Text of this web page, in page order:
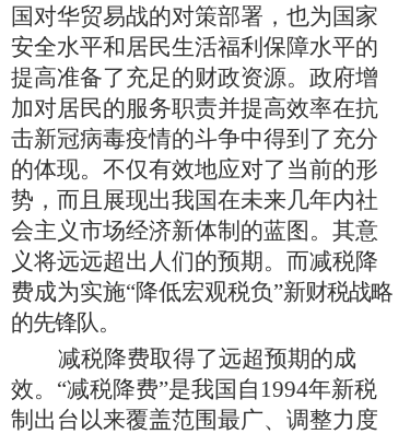
国对华贸易战的对策部署，也为国家
安全水平和居民生活福利保障水平的
提高准备了充足的财政资源。政府增
加对居民的服务职责并提高效率在抗
击新冠病毒疫情的斗争中得到了充分
的体现。不仅有效地应对了当前的形
势，而且展现出我国在未来几年内社
会主义市场经济新体制的蓝图。其意
义将远远超出人们的预期。而减税降
费成为实施“降低宏观税负”新财税战略
的先锋队。
减税降费取得了远超预期的成
效。“减税降费”是我国自 1994年新税
制出台以来覆盖范围最广、调整力度